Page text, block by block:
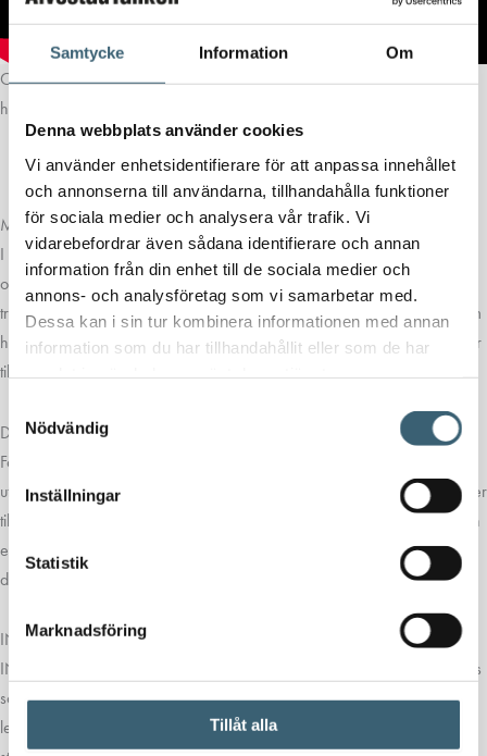
Samtycke Information Om
Denna webbplats använder cookies
Vi använder enhetsidentifierare för att anpassa innehållet
och annonserna till användarna, tillhandahålla funktioner
för sociala medier och analysera vår trafik. Vi
vidarebefordrar även sådana identifierare och annan
information från din enhet till de sociala medier och
annons- och analysföretag som vi samarbetar med.
Dessa kan i sin tur kombinera informationen med annan
information som du har tillhandahållit eller som de har
Nödvändig
Inställningar
Statistik
Marknadsföring
Tillåt alla
Claber 1/2″ skarv möjliggör koppling av två 1/2″ (13-16 mm)
huvudrörssektioner. Paket på 4 st.
Artikelnummer: 91076
MER ÄN BARA DESIGN
I Clabers produkter är design en balans mellan ergonomi, funktionalitet
och karaktär. Former designade för ett bekvämt grepp som inte är
tröttsamt, exakta ringmuttrar och knappar, säkra kontakter. Material som
håller men är lätta att bära och hantera. Produkter som ser bra ut och är
tillfredsställande att använda.
DETALJER SOM ÄNDRAR ALLT
Förutom att vara det mest omfattande och universella på marknaden,
utmärker sig Clabers sortiment för känsla för detaljer, även när det gäller
tillbehör. Som Claber-kontakterna, som behåller en perfekt tätning även
efter flera års användning och tack vare Quick-Click-systemet kopplar
du in och kopplar bort på ett ögonblick.
INFRAPIPE – CLABER
INFRAPIPE AB är importör av Italienska företaget CLABER´s bevattnings
sortiment.CLABERhar sedan 1969 varit en av de ledande
leverantörerna inom bevattning med bevattnings produkter för små som